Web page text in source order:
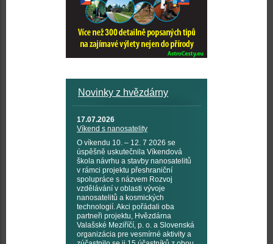
Novinky z hvězdárny
17.07.2026
Víkend s nanosatelity
O víkendu 10. – 12. 7 2026 se
úspěšně uskutečnila Víkendová
škola návrhu a stavby nanosatelitů
v rámci projektu přeshraniční
spolupráce s názvem Rozvoj
vzdělávání v oblasti vývoje
nanosatelitů a kosmických
technologií. Akci pořádali oba
partneři projektu, Hvězdárna
Valašské Meziříčí, p. o. a Slovenská
organizácia pre vesmírné aktivity a